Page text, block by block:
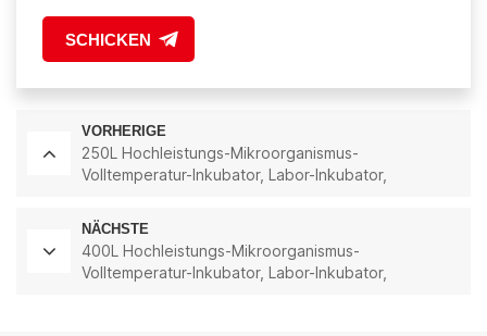
SCHICKEN
VORHERIGE
250L Hochleistungs-Mikroorganismus-
Volltemperatur-Inkubator, Labor-Inkubator,
NÄCHSTE
400L Hochleistungs-Mikroorganismus-
Volltemperatur-Inkubator, Labor-Inkubator,